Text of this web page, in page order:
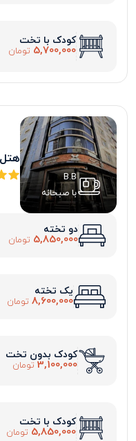
کودک با تخت
5,700,000 تومان
B.B
با صبحانه
دو تخته
5,850,000 تومان
یک تخته
8,600,000 تومان
کودک بدون تخت
3,100,000 تومان
کودک با تخت
5,850,000 تومان